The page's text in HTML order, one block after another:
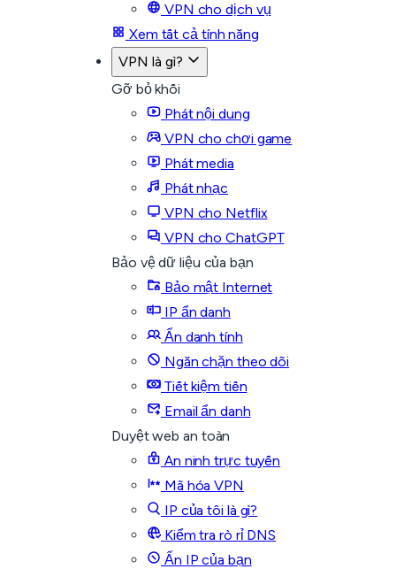
VPN cho dịch vụ
Xem tất cả tính năng
VPN là gì?
Gỡ bỏ khối
Phát nội dung
VPN cho chơi game
Phát media
Phát nhạc
VPN cho Netflix
VPN cho ChatGPT
Bảo vệ dữ liệu của bạn
Bảo mật Internet
IP ẩn danh
Ẩn danh tính
Ngăn chặn theo dõi
Tiết kiệm tiền
Email ẩn danh
Duyệt web an toàn
An ninh trực tuyến
Mã hóa VPN
IP của tôi là gì?
Kiểm tra rò rỉ DNS
Ẩn IP của bạn